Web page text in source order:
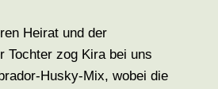
Heirat und der
Tochter zog Kira bei uns
Husky-Mix, wobei die